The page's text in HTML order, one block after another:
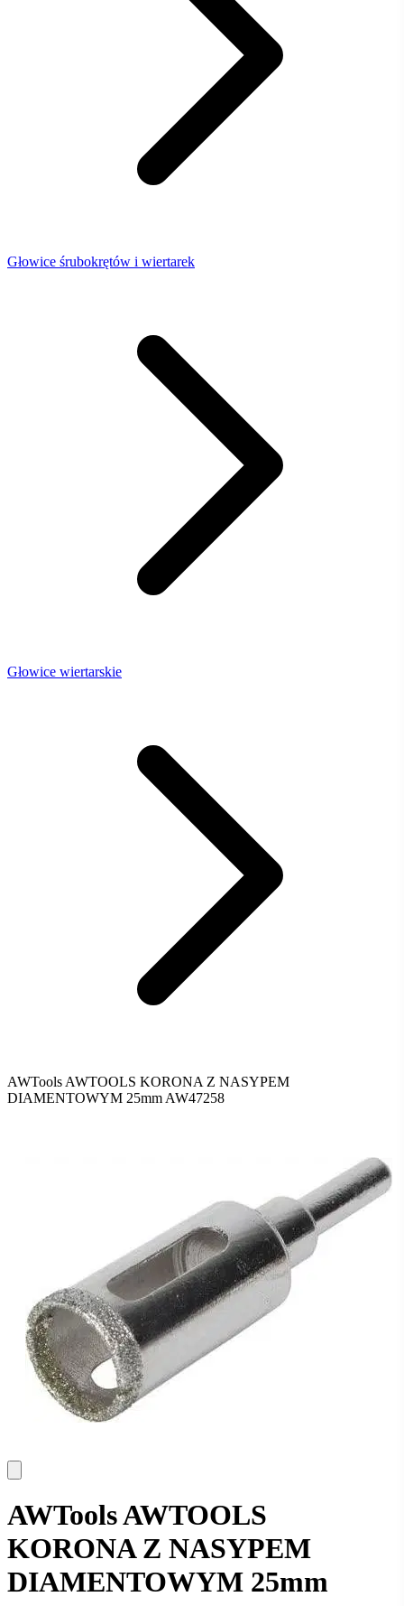
Głowice śrubokrętów i wiertarek
Głowice wiertarskie
AWTools AWTOOLS KORONA Z NASYPEM
DIAMENTOWYM 25mm AW47258
AWTools AWTOOLS
KORONA Z NASYPEM
DIAMENTOWYM 25mm